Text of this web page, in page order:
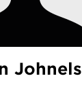
Johnels